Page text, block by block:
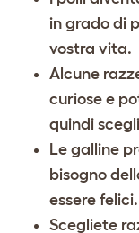
in grado di
vostra vita.
Alcune
curiose e
quindi
Le galline
bisogno
essere felici.
Scegliete